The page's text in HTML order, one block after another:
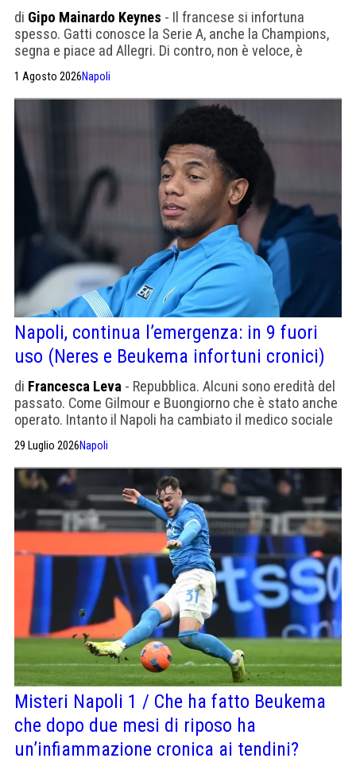
di Gipo Mainardo Keynes - Il francese si infortuna
spesso. Gatti conosce la Serie A, anche la Champions,
segna e piace ad Allegri. Di contro, non è veloce, è
d'altro...
1 Agosto 2026Napoli
Napoli, continua l’emergenza: in 9 fuori
uso (Neres e Beukema infortuni cronici)
di Francesca Leva - Repubblica. Alcuni sono eredità del
passato. Come Gilmour e Buongiorno che è stato anche
operato. Intanto il Napoli ha cambiato il medico sociale
29 Luglio 2026Napoli
Misteri Napoli 1 / Che ha fatto Beukema
che dopo due mesi di riposo ha
un’infiammazione cronica ai tendini?